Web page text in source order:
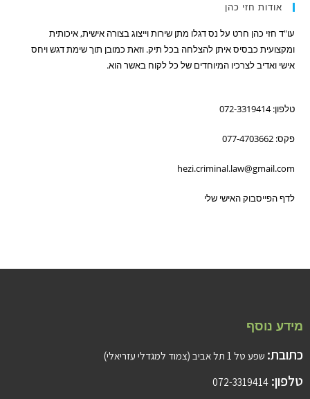
אודות חזי כהן
עו"ד חזי כהן חרט על נס דגלו מתן שירות וייצוג בצורה אישית, איכותית
ומקצועית כבסיס איתן להצלחה בכל תיק. וזאת כמובן תוך שימת דגש ויחס
אישי ואדיב לצרכיו המיוחדים של כל לקוח באשר הוא.
טלפון: 072-3319414
פקס: 077-4703662
hezi.criminal.law@gmail.com
לדף הפייסבוק האישי שלי
מידע נוסף
כתובת: שפע טל 1 תל אביב (צמוד למגדלי עזריאלי)
טלפון: 072-3319414